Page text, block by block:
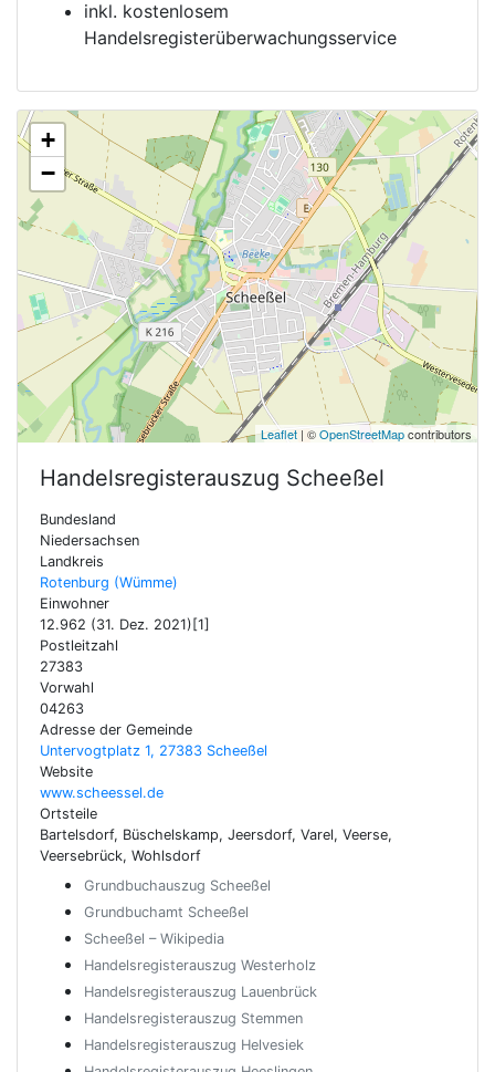
inkl. kostenlosem
Handelsregisterüberwachungsservice
+
−
Leaflet | ©OpenStreetMapcontributors
Handelsregisterauszug Scheeßel
Bundesland
Niedersachsen
Landkreis
Rotenburg (Wümme)
Einwohner
12.962 (31. Dez. 2021)[1]
Postleitzahl
27383
Vorwahl
04263
Adresse der Gemeinde
Untervogtplatz 1, 27383 Scheeßel
Website
www.scheessel.de
Ortsteile
Bartelsdorf, Büschelskamp, Jeersdorf, Varel, Veerse,
Veersebrück, Wohlsdorf
Grundbuchauszug Scheeßel
Grundbuchamt Scheeßel
Scheeßel – Wikipedia
Handelsregisterauszug Westerholz
Handelsregisterauszug Lauenbrück
Handelsregisterauszug Stemmen
Handelsregisterauszug Helvesiek